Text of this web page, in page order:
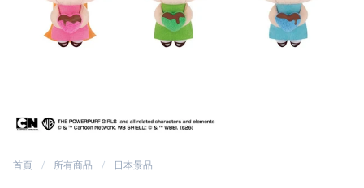
首頁 所有商品 日本景品